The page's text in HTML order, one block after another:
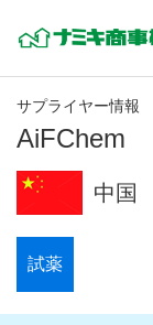
サプライヤー情報
AiFChem
中国
試薬